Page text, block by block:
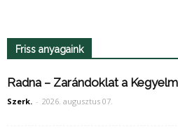
Friss anyagaink
Radna – Zarándoklat a
Szerk. - 2026. augusztus 07.